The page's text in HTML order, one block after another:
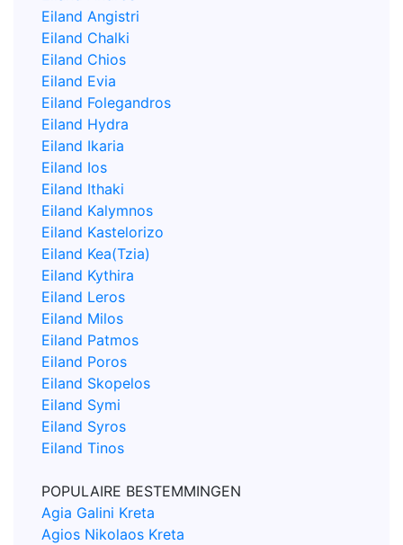
Eiland Angistri
Eiland Chalki
Eiland Chios
Eiland Evia
Eiland Folegandros
Eiland Hydra
Eiland Ikaria
Eiland Ios
Eiland Ithaki
Eiland Kalymnos
Eiland Kastelorizo
Eiland Kea(Tzia)
Eiland Kythira
Eiland Leros
Eiland Milos
Eiland Patmos
Eiland Poros
Eiland Skopelos
Eiland Symi
Eiland Syros
Eiland Tinos
POPULAIRE BESTEMMINGEN
Agia Galini Kreta
Agios Nikolaos Kreta